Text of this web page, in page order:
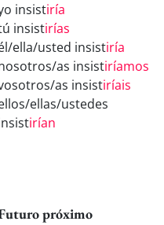
insistiría
insistirías
ella/usted insistiría
as insistiríamos
as insistiríais
ellas/ustedes
irían
próximo